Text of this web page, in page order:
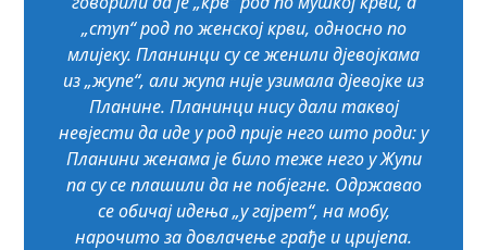
„ступ“ род по женској крви, односно по
млијеку. Планинци су се женили дјевојкама
из „жупе“, али жупа није узимала дјевојке из
Планине. Планинци нису дали таквој
невјести да иде у род прије него што роди: у
Планини женама је било теже него у Жупи
па су се плашили да не побјегне. Одржавао
се обичај идења „у гајрет“, на мобу,
нарочито за довлачење грађе и цријепа.